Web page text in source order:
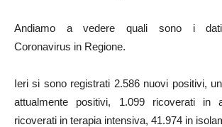
Andiamo a vedere quali sono i dati
Coronavirus in Regione.
Ieri si sono registrati 2.586 nuovi positivi,
attualmente positivi, 1.099 ricoverati in
ricoverati in terapia intensiva, 41.974 in